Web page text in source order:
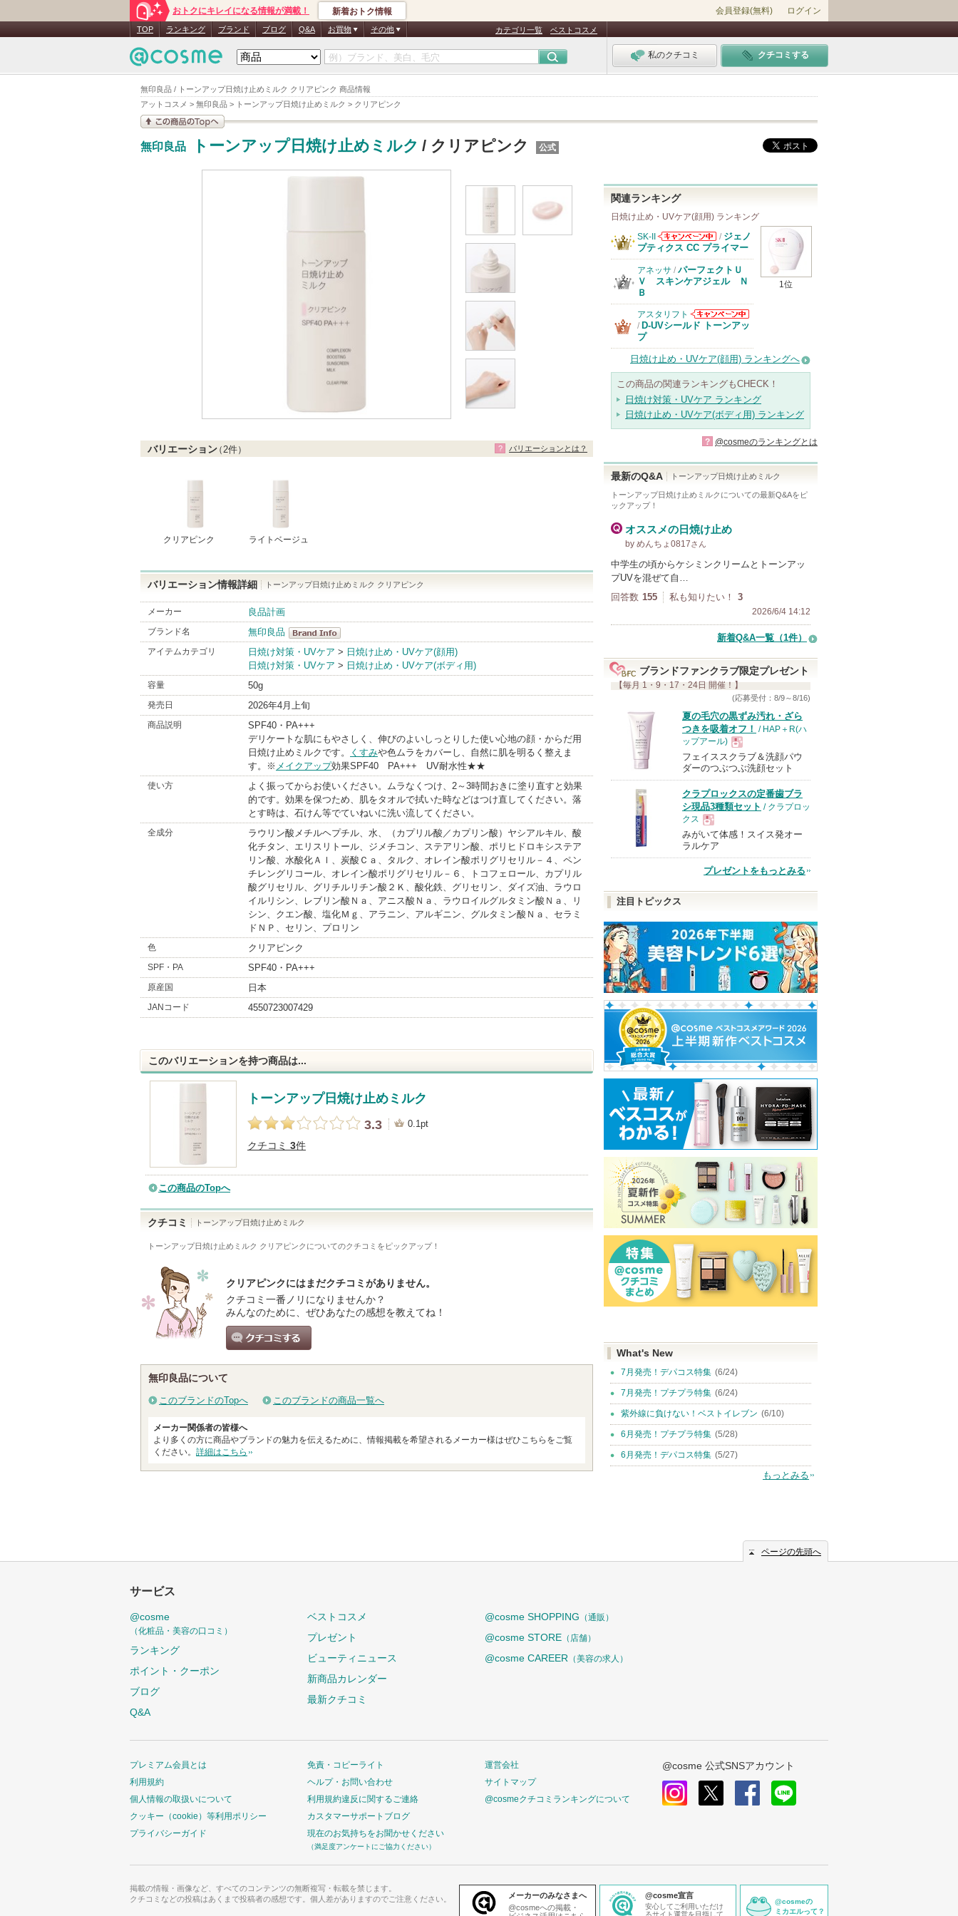
無印良品 / トーンアップ日焼け止めミルク クリアピンク 商品情報
アットコスメ > 無印良品 > トーンアップ日焼け止めミルク > クリアピンク
おトクにキレイになる情報が満載！ 新着おトク情報 会員登録(無料) ログイン
TOP ランキング ブランド ブログ Q&A お買物 その他 カテゴリ一覧 ベストコスメ
私のクチコミ クチコミする
この商品の情報を見
る
無印良品 トーンアップ日焼け止めミルク / クリアピンク 公式
バリエーション（2件）
クリアピンク ライトベージュ
バリエーションとは？
バリエーション情報詳細 トーンアップ日焼け止めミルク クリアピンク
メーカー 良品計画
ブランド名
無印良品
無印良品
BrandInfo
アイテムカテゴリ 日焼け対策・UVケア > 日焼け止め・UVケア(顔用)
日焼け対策・UVケア > 日焼け止め・UVケア(ボディ用)
容量 50g
発売日 2026年4月上旬
商品説明
SPF40・PA+++
デリケートな肌にもやさしく、伸びのよいしっとりした使い心地の顔・からだ用
日焼け止めミルクです。
くすみや色ムラをカバーし、自然に肌を明るく整えま
す。※ メイクアップ効果SPF40 PA+++ UV耐水性★★
使い方
よく振ってからお使いください。ムラなくつけ、2～3時間おきに塗り直すと効果
的です。効果を保つため、肌をタオルで拭いた時などはつけ直してください。落
とす時は、石けん等でていねいに洗い流してください。
全成分
ラウリン酸メチルヘプチル、水、（カプリル酸／カプリン酸）ヤシアルキル、酸
化チタン、エリスリトール、ジメチコン、ステアリン酸、ポリヒドロキシステア
リン酸、水酸化Ａｌ、炭酸Ｃａ、タルク、オレイン酸ポリグリセリル－４、ペン
チレングリコール、オレイン酸ポリグリセリル－６、トコフェロール、カプリル
酸グリセリル、グリチルリチン酸２Ｋ、酸化鉄、グリセリン、ダイズ油、ラウロ
イルリシン、レブリン酸Ｎａ、アニス酸Ｎａ、ラウロイルグルタミン酸Ｎａ、リ
シン、クエン酸、塩化Ｍｇ、アラニン、アルギニン、グルタミン酸Ｎａ、セラミ
ドＮＰ、セリン、プロリン
色 クリアピンク
SPF・PA SPF40・PA+++
原産国 日本
JANコード 4550723007429
このバリエーションを持つ商品は...
トーンアップ日焼け止めミルク
3.3
0.1pt
クチコミ 3件
この商品のTopへ
クチコミ トーンアップ日焼け止めミルク
トーンアップ日焼け止めミルク クリアピンク についてのクチコミをピックアップ！
クリアピンクにはまだクチコミがありません。
クチコミ一番ノリになりませんか？
みんなのために、ぜひあなたの感想を教えてね！
無印良品について
このブランドのTopへ このブランドの商品一覧へ
メーカー関係者の皆様へ
より多くの方に商品やブランドの魅力を伝えるために、情報掲載を希望されるメーカー様はぜひこちらをご覧
ください。 詳細はこちら
関連ランキング
日焼け止め・UVケア(顔用) ランキング
1位
SK-II
SK-IIからのお
知らせがありま
す
/ ジェノ
プティクス CC プライマー
アネッサ / パーフェクトＵ
Ｖ スキンケアジェル Ｎ
Ｂ
アスタリフト
アスタリフトか
/ D-UVシールド トーンアッ
プ
日焼け止め・UVケア(顔用) ランキングへ
この商品の関連ランキングもCHECK！
日焼け対策・UVケア ランキング
日焼け止め・UVケア(ボディ用) ランキング
? @cosmeのランキングとは
最新のQ&A トーンアップ日焼け止めミルク
トーンアップ日焼け止めミルク についての最新Q&Aをピ
ックアップ！
オススメの日焼け止め
by めんちょ0817さん
中学生の頃からケシミンクリームとトーンアッ
プUVを混ぜて自…
回答数 155 私も知りたい！ 3
2026/6/4 14:12
新着Q&A一覧（1件）
ブランドファンクラブ限定プレゼント
【毎月 1・9・17・24日 開催！】
(応募受付：8/9～8/16)
夏の毛穴の黒ずみ汚れ・ざら
つきを吸着オフ！ / HAP＋R(ハ
ップアール)
現
品
フェイススクラブ＆洗顔パウ
ダーのつぶつぶ洗顔セット
クラプロックスの定番歯ブラ
シ現品3種類セット / クラプロッ
クス
現
品
みがいて体感！スイス発オー
ラルケア
プレゼントをもっとみる
注目トピックス
What's New
7月発売！デパコス特集 (6/24)
7月発売！プチプラ特集 (6/24)
紫外線に負けない！ベストイレブン (6/10)
6月発売！プチプラ特集 (5/28)
6月発売！デパコス特集 (5/27)
もっとみる
ページの先頭へ
サービス
@cosme
（化粧品・美容の口コミ）
ランキング
ポイント・クーポン
ブログ
Q&A
ベストコスメ
プレゼント
ビューティニュース
新商品カレンダー
最新クチコミ
@cosme SHOPPING （通販）
@cosme STORE （店舗）
@cosme CAREER （美容の求人）
プレミアム会員とは
利用規約
個人情報の取扱いについて
クッキー（cookie）等利用ポリシー
プライバシーガイド
免責・コピーライト
ヘルプ・お問い合わせ
利用規約違反に関するご連絡
カスタマーサポートブログ
現在のお気持ちをお聞かせください
（満足度アンケートにご協力ください）
運営会社
サイトマップ
@cosmeクチコミランキングについて
@cosme 公式SNSアカウント
掲載の情報・画像など、すべてのコンテンツの無断複写・転載を禁じます。
クチコミなどの投稿はあくまで投稿者の感想です。個人差がありますのでご注意ください。
メーカーのみなさまへ
@cosmeへの掲載・
@cosme宣言
安心してご利用いただけ
るサイト運営を目指して
@cosmeの
ミカエルって？